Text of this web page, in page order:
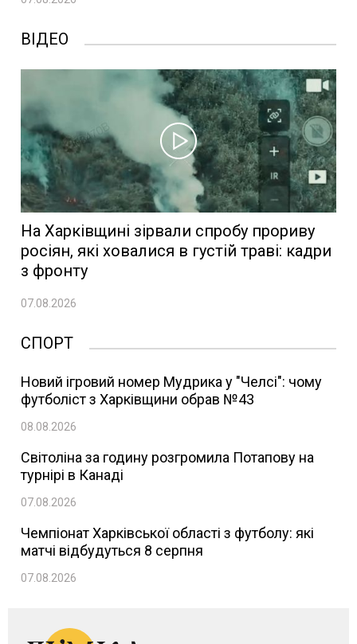
ВІДЕО
На Харківщині зірвали спробу прориву
росіян, які ховалися в густій траві: кадри
з фронту
07.08.2026
СПОРТ
Новий ігровий номер Мудрика у "Челсі": чому
футболіст з Харківщини обрав №43
08.08.2026
Світоліна за годину розгромила Потапову на
турнірі в Канаді
07.08.2026
Чемпіонат Харківської області з футболу: які
матчі відбудуться 8 серпня
07.08.2026